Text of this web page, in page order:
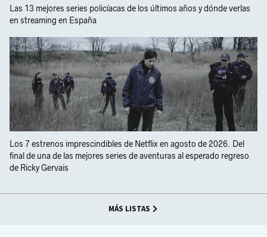
Las 13 mejores series policíacas de los últimos años y dónde verlas
en streaming en España
Los 7 estrenos imprescindibles de Netflix en agosto de 2026. Del
final de una de las mejores series de aventuras al esperado regreso
de Ricky Gervais
MÁS LISTAS